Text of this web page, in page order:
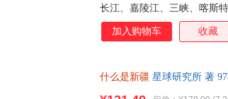
长江、嘉陵江、三峡、喀斯
火爆、“四大火炉”城市之一
故园归乡…… 我们看惯了山
磨，匠心出发 星球研究所前
加入购物车 收藏
什么是新疆 星球研究所 著